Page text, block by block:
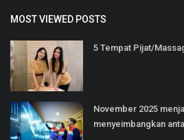
MOST VIEWED POSTS
5 Tempat Pijat/
November 2025
menyeimbangkan